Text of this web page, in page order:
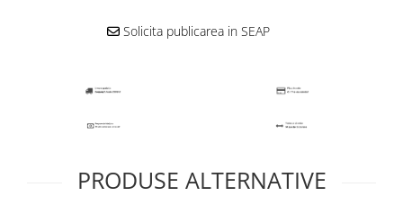
Solicita publicarea in SEAP
PRODUSE ALTERNATIVE